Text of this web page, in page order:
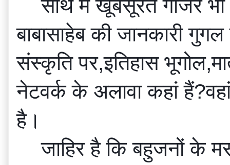
साथ में खूबसूरत गाजर
बाबासाहेब की जानकारी
संस्कृति पर,इतिहास
नेटवर्क के अलावा कहां
है।
जाहिर है कि बहुजनों के